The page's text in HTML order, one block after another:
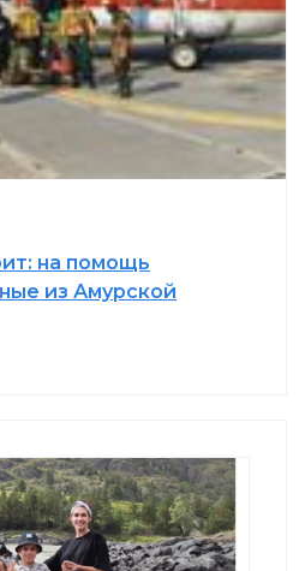
на помощь
из Амурской